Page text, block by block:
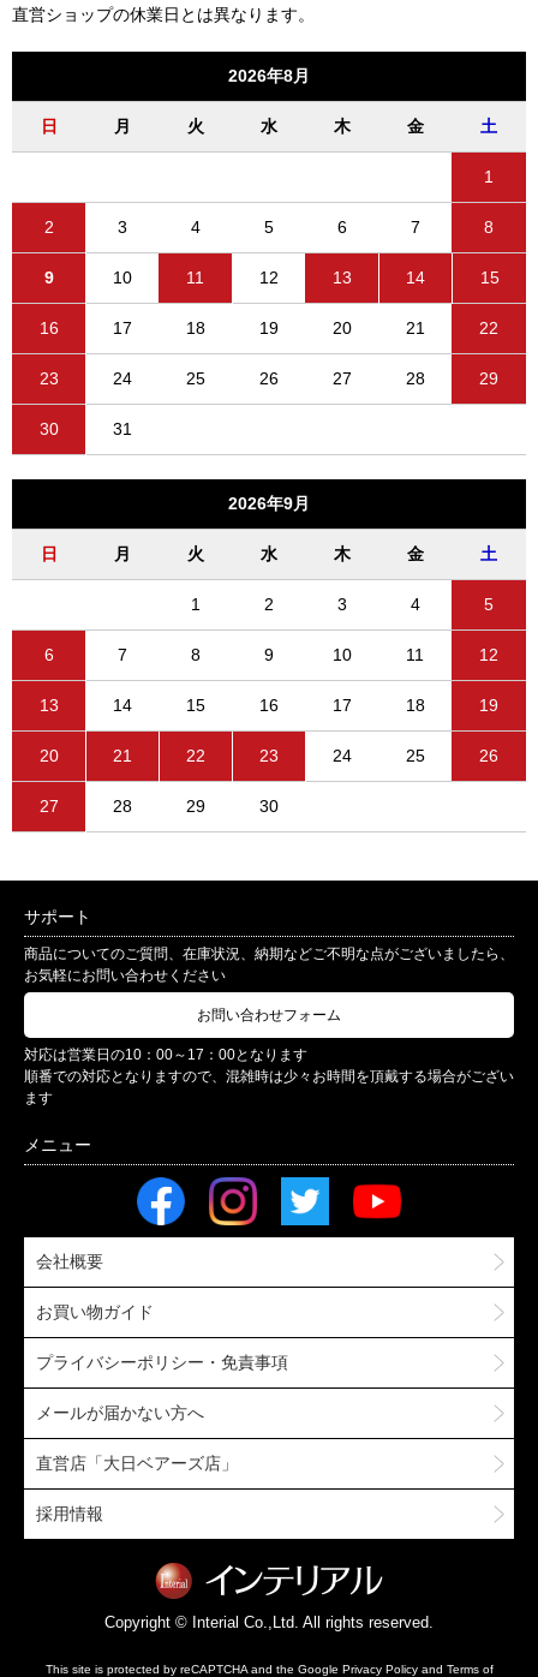
直営ショップの休業日とは異なります。
2026年8月
日 月 火 水 木 金 土
1
2 3 4 5 6 7 8
9 10 11 12 13 14 15
16 17 18 19 20 21 22
23 24 25 26 27 28 29
30 31
2026年9月
日 月 火 水 木 金 土
1 2 3 4 5
6 7 8 9 10 11 12
13 14 15 16 17 18 19
20 21 22 23 24 25 26
27 28 29 30
サポート
商品についてのご質問、在庫状況、納期などご不明な点がございましたら、
お気軽にお問い合わせください
お問い合わせフォーム
対応は営業日の10：00～17：00となります
順番での対応となりますので、混雑時は少々お時間を頂戴する場合がござい
ます
会社概要
お買い物ガイド
プライバシーポリシー・免責事項
メールが届かない方へ
直営店「大日ベアーズ店」
採用情報
Copyright © Interial Co.,Ltd. All rights reserved.
This site is protected by reCAPTCHA and the Google Privacy Policyand Terms of